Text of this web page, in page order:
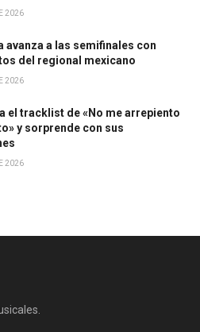
2026
avanza a las semifinales con
del regional mexicano
2026
el tracklist de «No me arrepiento
y sorprende con sus
2026